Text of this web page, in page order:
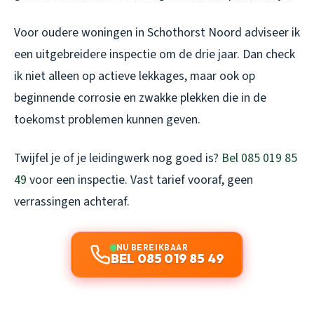
Voor oudere woningen in Schothorst Noord adviseer ik
een uitgebreidere inspectie om de drie jaar. Dan check
ik niet alleen op actieve lekkages, maar ook op
beginnende corrosie en zwakke plekken die in de
toekomst problemen kunnen geven.
Twijfel je of je leidingwerk nog goed is? Bel 085 019 85
49 voor een inspectie. Vast tarief vooraf, geen
verrassingen achteraf.
NU BEREIKBAAR
BEL 085 019 85 49